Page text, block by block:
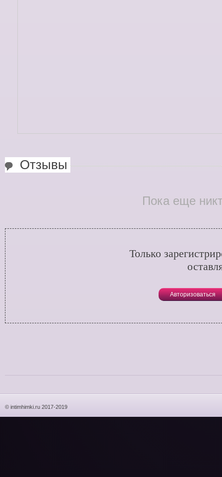
Отзывы
Пока еще
Только
Авторизоваться
© intimhimki.ru 2017-2019